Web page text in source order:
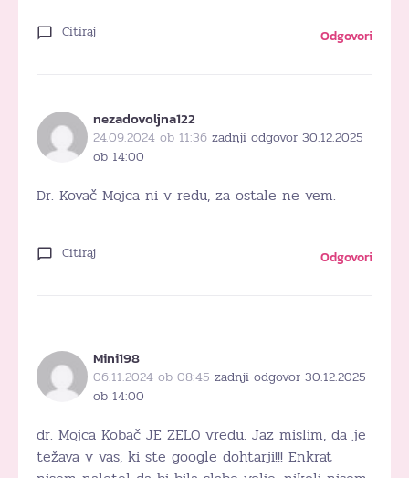
Citiraj Odgovori
nezadovoljna122
24.09.2024 ob 11:36 zadnji odgovor 30.12.2025
ob 14:00
Dr. Kovač Mojca ni v redu, za ostale ne vem.
Citiraj Odgovori
Mini198
06.11.2024 ob 08:45 zadnji odgovor 30.12.2025
ob 14:00
dr. Mojca Kobač JE ZELO vredu. Jaz mislim, da je
težava v vas, ki ste google dohtarji!!! Enkrat